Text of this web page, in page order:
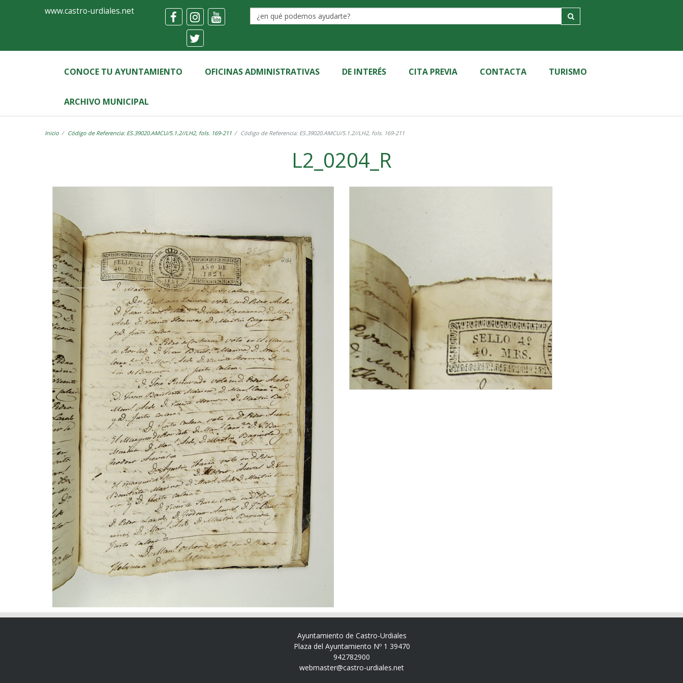
Ayuntamiento
Castro-
Urdiales
www.castro-urdiales.net
CONOCE TU AYUNTAMIENTO OFICINAS ADMINISTRATIVAS DE INTERÉS CITA PREVIA CONTACTA TURISMO
ARCHIVO MUNICIPAL
Inicio Código de Referencia: ES.39020.AMCU/5.1.2//LH2, fols. 169-211 Código de Referencia: ES.39020.AMCU/5.1.2//LH2, fols. 169-211
L2_0204_R
Ayuntamiento de Castro-Urdiales
Plaza del Ayuntamiento Nº 1 39470
942782900
webmaster@castro-urdiales.net